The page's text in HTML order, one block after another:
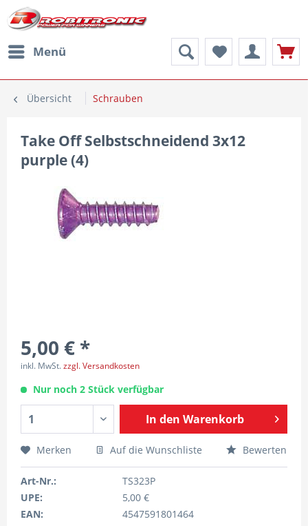
Menü
Übersicht Schrauben
Take Off Selbstschneidend 3x12
purple (4)
5,00 € *
inkl. MwSt.zzgl. Versandkosten
Nur noch 2 Stück verfügbar
In den Warenkorb
Merken Auf die Wunschliste Bewerten
Art-Nr.:
TS323P
UPE:
5,00 €
EAN:
4547591801464